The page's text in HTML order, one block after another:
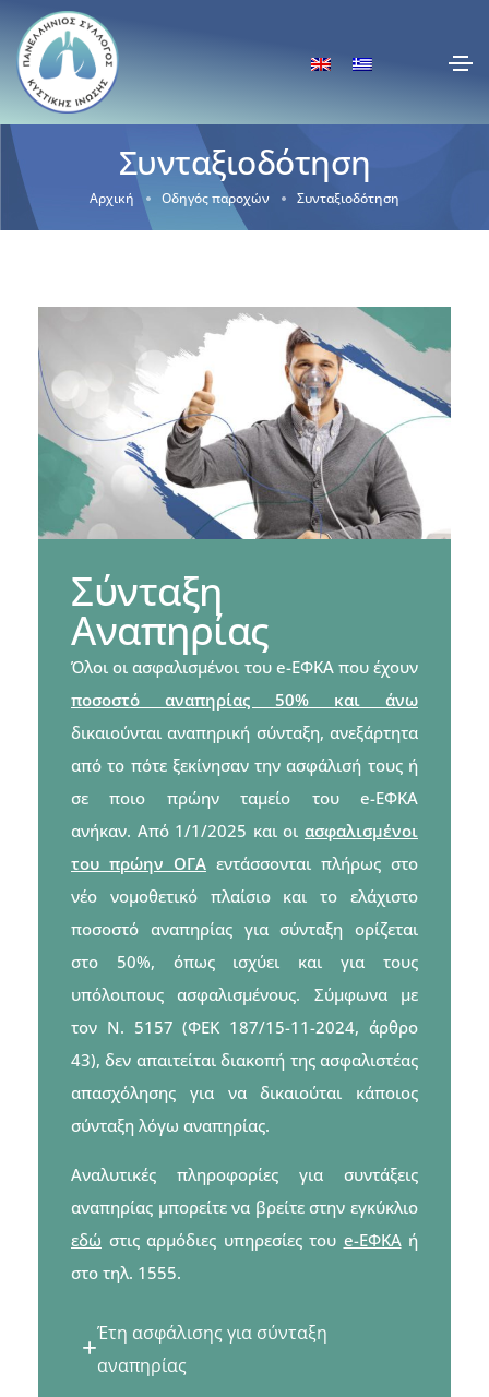
Συνταξιοδότηση
Αρχική Οδηγός παροχών Συνταξιοδότηση
Σύνταξη
Αναπηρίας
Όλοι οι ασφαλισμένοι του e-ΕΦΚΑ που έχουν
ποσοστό αναπηρίας 50% και άνω
δικαιούνται αναπηρική σύνταξη, ανεξάρτητα
από το πότε ξεκίνησαν την ασφάλισή τους ή
σε ποιο πρώην ταμείο του e-ΕΦΚΑ
ανήκαν. Από 1/1/2025 και οι ασφαλισμένοι
του πρώην ΟΓΑ εντάσσονται πλήρως στο
νέο νομοθετικό πλαίσιο και το ελάχιστο
ποσοστό αναπηρίας για σύνταξη ορίζεται
στο 50%, όπως ισχύει και για τους
υπόλοιπους ασφαλισμένους. Σύμφωνα με
τον Ν. 5157 (ΦΕΚ 187/15-11-2024, άρθρο
43), δεν απαιτείται διακοπή της ασφαλιστέας
απασχόλησης για να δικαιούται κάποιος
σύνταξη λόγω αναπηρίας.
Αναλυτικές πληροφορίες για συντάξεις
αναπηρίας μπορείτε να βρείτε στην εγκύκλιο
εδώ στις αρμόδιες υπηρεσίες του e-ΕΦΚΑ ή
στο τηλ. 1555.
Έτη ασφάλισης για σύνταξη
αναπηρίας